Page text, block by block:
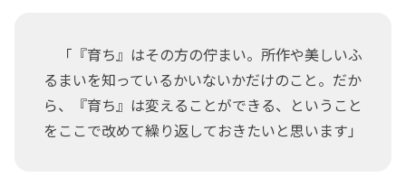
「『育ち』はその方の佇まい。所作や美しいふ
るまいを知っているかいないかだけのこと。だか
ら、『育ち』は変えることができる、ということ
をここで改めて繰り返しておきたいと思います」